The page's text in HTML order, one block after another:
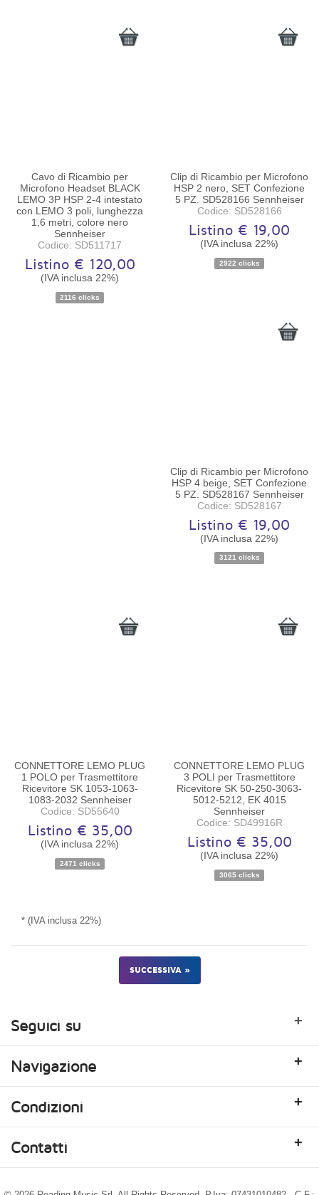
Cavo di Ricambio per
Microfono Headset BLACK
LEMO 3P HSP 2-4 intestato
con LEMO 3 poli, lunghezza
1,6 metri, colore nero
Sennheiser
Codice: SD511717
Listino € 120,00
(IVA inclusa 22%)
2116 clicks
Disponibilità:Ordinabile
Clip di Ricambio per Microfono
HSP 2 nero, SET Confezione
5 PZ. SD528166 Sennheiser
Codice: SD528166
Listino € 19,00
(IVA inclusa 22%)
2922 clicks
Disponibilità:Ordinabile
Clip di Ricambio per Microfono
HSP 4 beige, SET Confezione
5 PZ. SD528167 Sennheiser
Codice: SD528167
Listino € 19,00
(IVA inclusa 22%)
3121 clicks
Disponibilità:Ordinabile
CONNETTORE LEMO PLUG
1 POLO per Trasmettitore
Ricevitore SK 1053-1063-
1083-2032 Sennheiser
Codice: SD55640
Listino € 35,00
(IVA inclusa 22%)
2471 clicks
Disponibilità: Ordinabile
CONNETTORE LEMO PLUG
3 POLI per Trasmettitore
Ricevitore SK 50-250-3063-
5012-5212, EK 4015
Sennheiser
Codice: SD49916R
Listino € 35,00
(IVA inclusa 22%)
3065 clicks
* (IVA inclusa 22%)
SUCCESSIVA »
Seguici su +
Navigazione +
Condizioni +
Contatti +